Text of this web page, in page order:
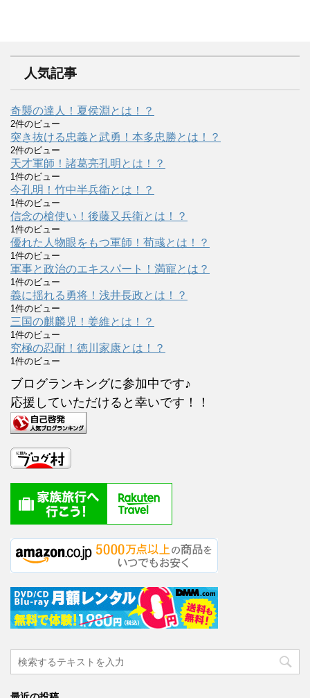
人気記事
奇襲の達人！夏侯淵とは！？
2件のビュー
突き抜ける忠義と武勇！本多忠勝とは！？
2件のビュー
天才軍師！諸葛亮孔明とは！？
1件のビュー
今孔明！竹中半兵衛とは！？
1件のビュー
信念の槍使い！後藤又兵衛とは！？
1件のビュー
優れた人物眼をもつ軍師！荀彧とは！？
1件のビュー
軍事と政治のエキスパート！満寵とは？
1件のビュー
義に揺れる勇将！浅井長政とは！？
1件のビュー
三国の麒麟児！姜維とは！？
1件のビュー
究極の忍耐！徳川家康とは！？
1件のビュー
ブログランキングに参加中です♪
応援していただけると幸いです！！